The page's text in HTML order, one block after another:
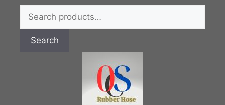
Chuyển
for:
Search